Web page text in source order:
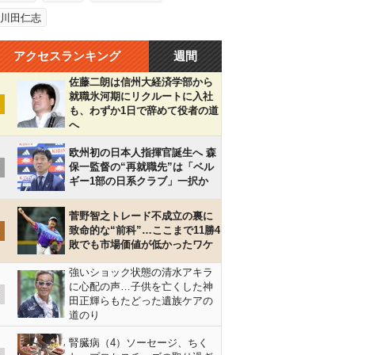
田仁志
アクセスランキング 週間
佐藤二朗は信州大経済学部から
就職氷河期にリクルートに入社
も、わずか1日で辞めて役者の道
へ
欧州初の日本人指揮官誕生へ 森
保一監督の“再就職先”は「ベル
ギー1部の日系クラブ」一択か
菅野智之トレード不成立の裏に
致命的な“前科”…ここまで11勝4
敗でも市場価値が低かったワケ
強いショック状態の清水アキラ
に心配の声…子供を亡くした神
田正輝らもたどった遺族ケアの
道のり
腎臓病（4）ソーセージ、ちく